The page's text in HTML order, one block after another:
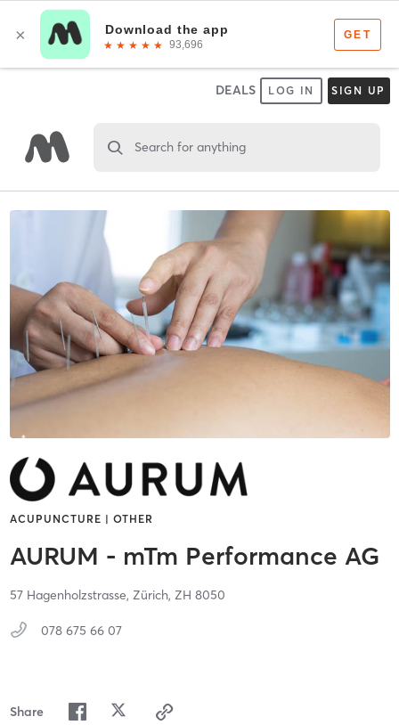
DEALS LOG IN SIGN UP
Search for anything
ACUPUNCTURE | OTHER
AURUM - mTm Performance AG
57 Hagenholzstrasse, Zürich, ZH 8050
078 675 66 07
Share